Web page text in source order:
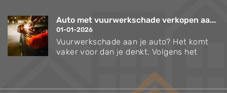
Auto met vuurwerkschade verkopen aa...
01-01-2026
Vuurwerkschade aan je auto? Het komt
vaker voor dan je denkt. Volgens het